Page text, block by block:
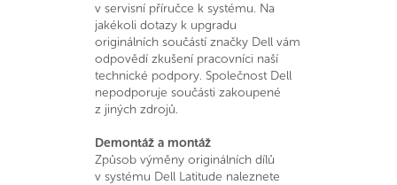
v servisní příručce k systému. Na
jakékoli dotazy k upgradu
originálních součástí značky Dell vám
odpovědí zkušení pracovníci naší
technické podpory. Společnost Dell
nepodporuje součásti zakoupené
z jiných zdrojů.
Demontáž a montáž
Způsob výměny originálních dílů
v systému Dell Latitude naleznete